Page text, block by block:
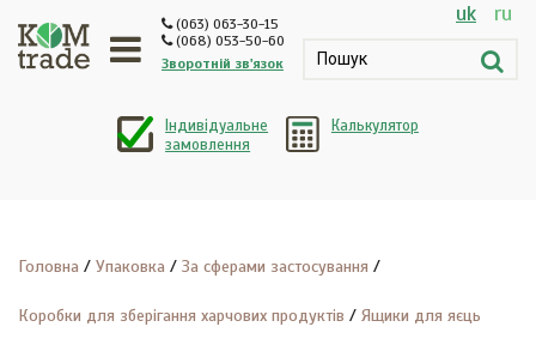
Індивідуальне
замовлення
Калькулятор
(063) 063-30-15
(068) 053-50-60
Зворотній зв'язок
uk ru
Головна Упаковка За сферами застосування
Коробки для зберігання харчових продуктів Ящики для яєць